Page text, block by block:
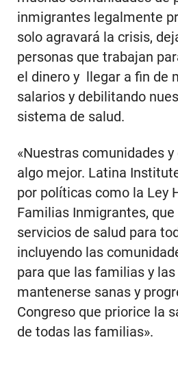
inmigrantes legalmente
solo agravará la crisis,
personas que trabajan
el dinero y llegar a fin de
salarios y debilitando
sistema de salud.
«Nuestras comunidades
algo mejor. Latina
por políticas como la Ley
Familias Inmigrantes,
servicios de salud para
incluyendo las
para que las familias y
mantenerse sanas y
Congreso que priorice la
de todas las familias».